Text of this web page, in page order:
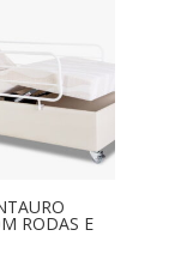
RODAS E